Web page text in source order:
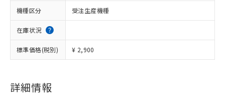
機種区分 受注生産機種
在庫状況
標準価格(税別) ¥ 2,900
詳細情報